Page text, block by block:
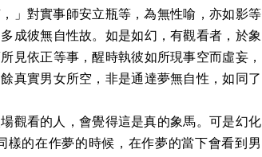
」對實事師安立瓶等，為無性喻，亦如影等
成彼無自性故。如是如幻，有觀看者，於象
見依正等事，醒時執彼如所現事空而虛妄，
真實男女所空，非是通達夢無自性，如同了
觀看的人，會覺得這是真的象馬。可是幻化
的在作夢的時候，在作夢的當下會看到男